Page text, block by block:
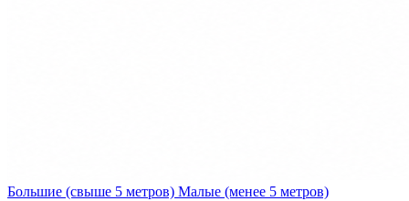
Большие (свыше 5 метров) Малые (менее 5 метров)